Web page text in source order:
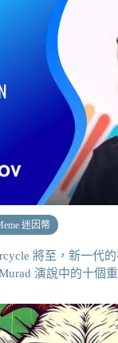
迷因幣
將至，新一代
演說中的十個